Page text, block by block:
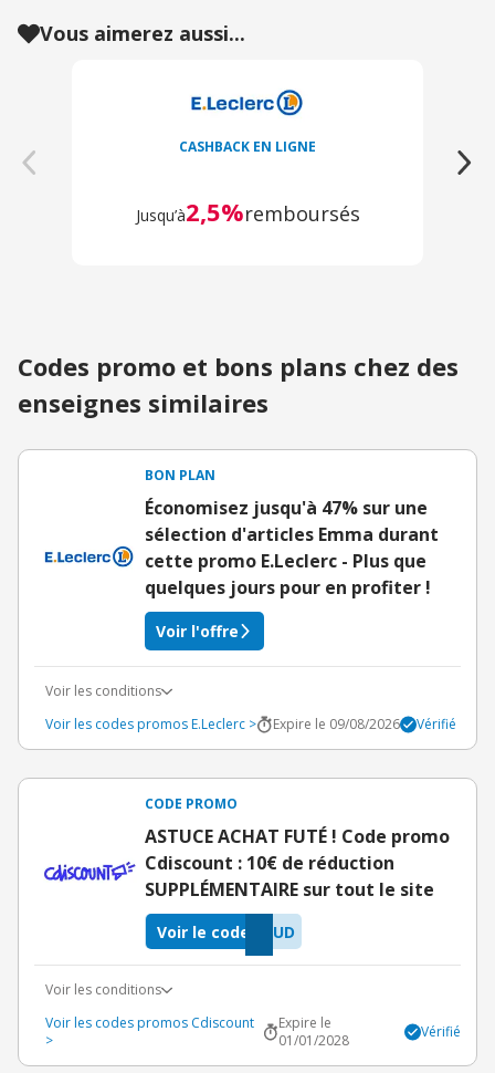
Vous aimerez aussi...
CASHBACK EN LIGNE
Jusqu’à2,5%remboursés
Codes promo et bons plans chez des
enseignes similaires
BON PLAN
Économisez jusqu'à 47% sur une
sélection d'articles Emma durant
cette promo E.Leclerc - Plus que
quelques jours pour en profiter !
Voir l'offre
Voir les conditions
Voir les codes promos E.Leclerc >
Expire le 09/08/2026 Vérifié
CODE PROMO
ASTUCE ACHAT FUTÉ ! Code promo
Cdiscount : 10€ de réduction
SUPPLÉMENTAIRE sur tout le site
VUD
Voir le code
Voir les conditions
Voir les codes promos Cdiscount
>
Expire le
01/01/2028
Vérifié